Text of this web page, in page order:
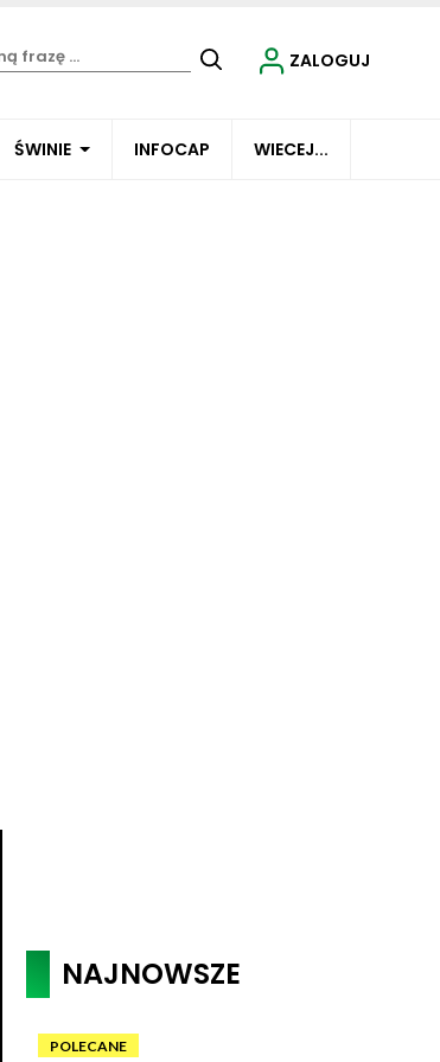
ŚWINIE INFOCAP WIECEJ...
ZALOGUJ
NAJNOWSZE
POLECANE